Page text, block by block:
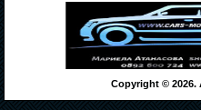
Copyright © 2026.